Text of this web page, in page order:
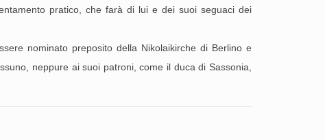
pratico, che farà di lui e dei suoi seguaci dei
nominato preposito della Nikolaikirche di Berlino e
neppure ai suoi patroni, come il duca di Sassonia,